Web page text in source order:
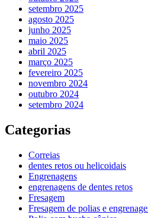
setembro 2025
agosto 2025
junho 2025
maio 2025
abril 2025
março 2025
fevereiro 2025
novembro 2024
outubro 2024
setembro 2024
Categorias
Correias
dentes retos ou helicoidais
Engrenagens
engrenagens de dentes retos
Fresagem
Fresagem de polias e